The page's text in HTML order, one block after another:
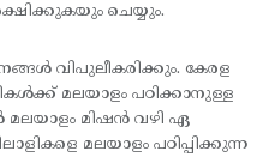
ചെയ്യും.
വിപുലീകരിക്കും. കേരള
മലയാളം പഠിക്കാനുള്ള
മിഷന്‍ വഴി ഏ
മലയാളം പഠിപ്പിക്കുന്ന